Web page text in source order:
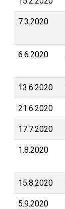
7.3.2020
6.6.2020
13.6.2020
21.6.2020
17.7.2020
1.8.2020
15.8.2020
5.9.2020